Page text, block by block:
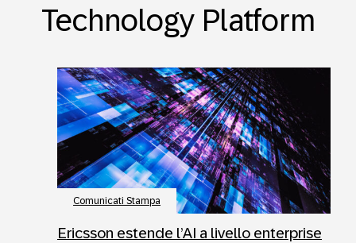
Technology Platform
Comunicati Stampa
Ericsson estende l’AI a livello enterprise